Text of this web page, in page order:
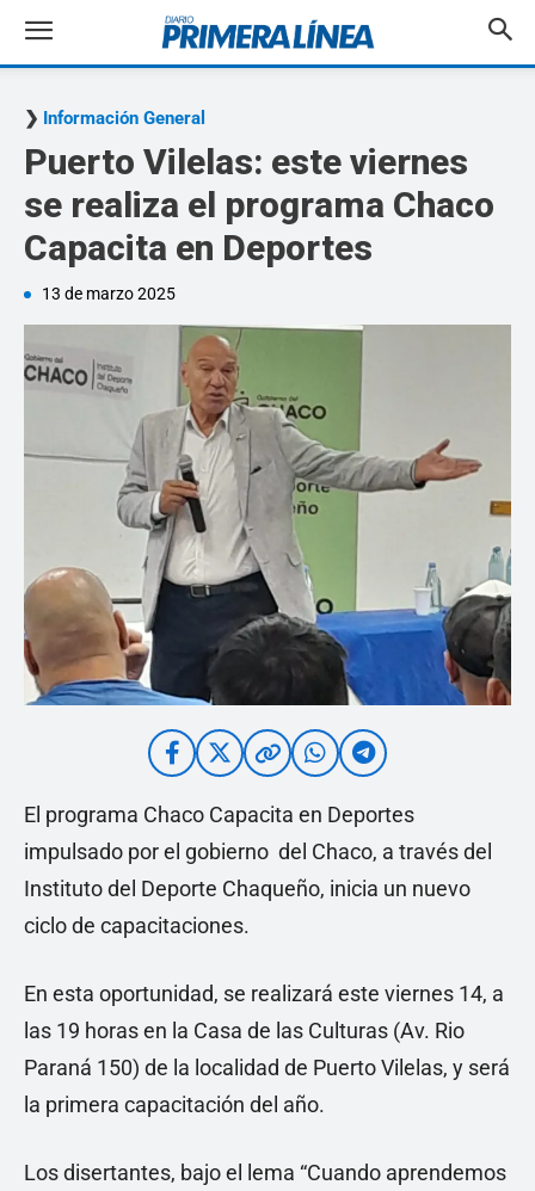
Información General
Puerto Vilelas: este viernes
se realiza el programa Chaco
Capacita en Deportes
13 de marzo 2025
El programa Chaco Capacita en Deportes
impulsado por el gobierno del Chaco, a través del
Instituto del Deporte Chaqueño, inicia un nuevo
ciclo de capacitaciones.
En esta oportunidad, se realizará este viernes 14, a
las 19 horas en la Casa de las Culturas (Av. Rio
Paraná 150) de la localidad de Puerto Vilelas, y será
la primera capacitación del año.
Los disertantes, bajo el lema “Cuando aprendemos